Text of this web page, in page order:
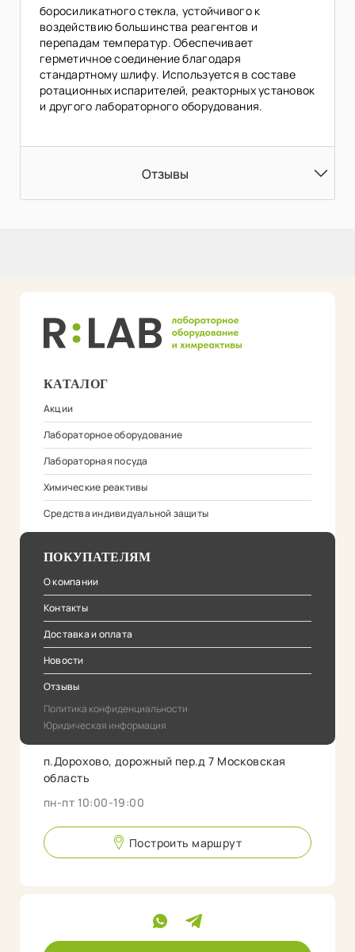
боросиликатного стекла, устойчивого к
воздействию большинства реагентов и
перепадам температур. Обеспечивает
герметичное соединение благодаря
стандартному шлифу. Используется в составе
ротационных испарителей, реакторных установок
и другого лабораторного оборудования.
Отзывы
КАТАЛОГ
Акции
Лабораторное оборудование
Лабораторная посуда
Химические реактивы
Средства индивидуальной защиты
ПОКУПАТЕЛЯМ
О компании
Контакты
Доставка и оплата
Новости
Отзывы
Политика конфиденциальности
Юридическая информация
п.Дорохово, дорожный пер.д 7 Московская
область
пн-пт 10:00-19:00
Построить маршрут